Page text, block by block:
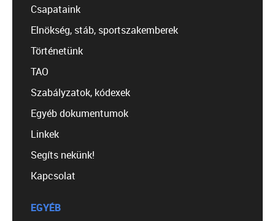
Csapataink
Elnökség, stáb, sportszakemberek
Történetünk
TAO
Szabályzatok, kódexek
Egyéb dokumentumok
Linkek
Segíts nekünk!
Kapcsolat
EGYÉB